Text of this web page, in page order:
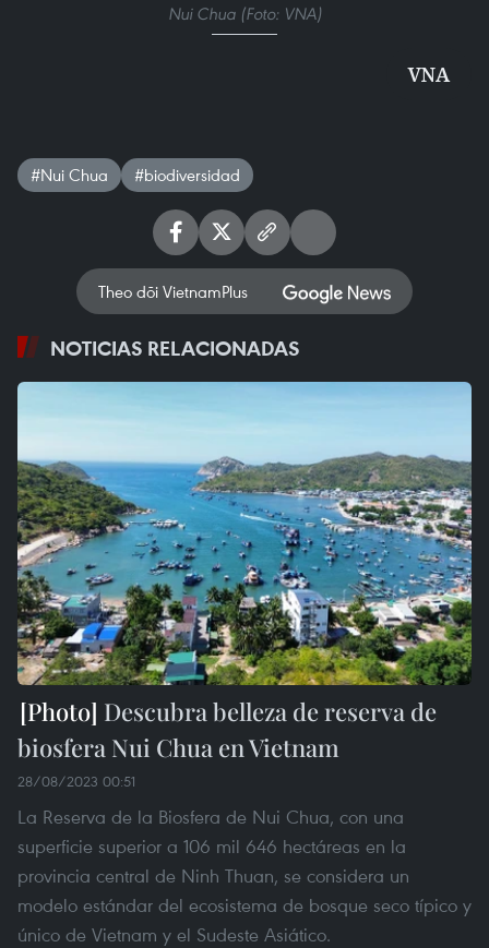
Nui Chua (Foto: VNA)
VNA
#Nui Chua #biodiversidad
Theo dõi VietnamPlus
NOTICIAS RELACIONADAS
Descubra belleza de reserva de
biosfera Nui Chua en Vietnam
28/08/2023 00:51
La Reserva de la Biosfera de Nui Chua, con una
superficie superior a 106 mil 646 hectáreas en la
provincia central de Ninh Thuan, se considera un
modelo estándar del ecosistema de bosque seco típico y
único de Vietnam y el Sudeste Asiático.